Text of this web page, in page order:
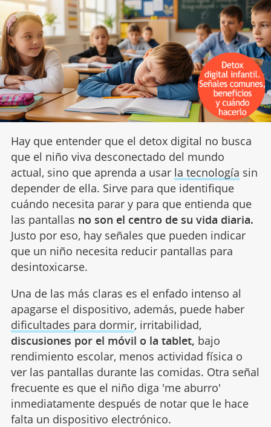
Hay que entender que el detox digital no busca
que el niño viva desconectado del mundo
actual, sino que aprenda a usar la tecnología sin
depender de ella. Sirve para que identifique
cuándo necesita parar y para que entienda que
las pantallas no son el centro de su vida diaria.
Justo por eso, hay señales que pueden indicar
que un niño necesita reducir pantallas para
desintoxicarse.
Una de las más claras es el enfado intenso al
apagarse el dispositivo, además, puede haber
dificultades para dormir, irritabilidad,
discusiones por el móvil o la tablet, bajo
rendimiento escolar, menos actividad física o
ver las pantallas durante las comidas. Otra señal
frecuente es que el niño diga 'me aburro'
inmediatamente después de notar que le hace
falta un dispositivo electrónico.